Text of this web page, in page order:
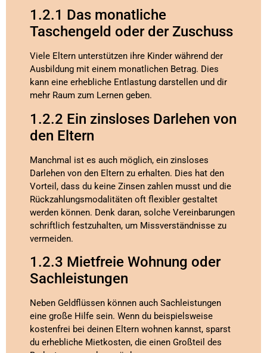
1.2.1 Das monatliche
Taschengeld oder der Zuschuss
Viele Eltern unterstützen ihre Kinder während der
Ausbildung mit einem monatlichen Betrag. Dies
kann eine erhebliche Entlastung darstellen und dir
mehr Raum zum Lernen geben.
1.2.2 Ein zinsloses Darlehen von
den Eltern
Manchmal ist es auch möglich, ein zinsloses
Darlehen von den Eltern zu erhalten. Dies hat den
Vorteil, dass du keine Zinsen zahlen musst und die
Rückzahlungsmodalitäten oft flexibler gestaltet
werden können. Denk daran, solche Vereinbarungen
schriftlich festzuhalten, um Missverständnisse zu
vermeiden.
1.2.3 Mietfreie Wohnung oder
Sachleistungen
Neben Geldflüssen können auch Sachleistungen
eine große Hilfe sein. Wenn du beispielsweise
kostenfrei bei deinen Eltern wohnen kannst, sparst
du erhebliche Mietkosten, die einen Großteil des